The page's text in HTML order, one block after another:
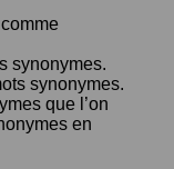
synonymes.
synonymes.
que l’on
en